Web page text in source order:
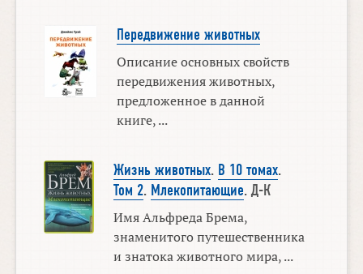
Передвижение животных
Описание основных свойств
передвижения животных,
предложенное в данной
книге, ...
Жизнь животных. В 10 томах.
Том 2. Млекопитающие. Д-К
Имя Альфреда Брема,
знаменитого путешественника
и знатока животного мира, ...